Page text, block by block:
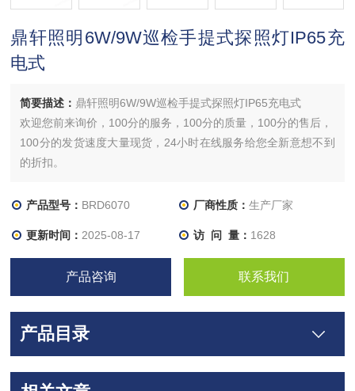
鼎轩照明6W/9W巡检手提式探照灯IP65充
电式
简要描述： 鼎轩照明6W/9W巡检手提式探照灯IP65充电式
欢迎您前来询价，100分的服务，100分的质量，100分的售后，
100分的发货速度大量现货，24小时在线服务给您全新意想不到
的折扣。
产品型号： BRD6070 厂商性质： 生产厂家
更新时间： 2025-08-17 访 问 量： 1628
产品咨询 联系我们
产品目录